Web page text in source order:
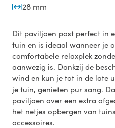
28 mm
Dit paviljoen past perfect in
tuin en is ideaal wanneer je
comfortabele relaxplek
aanwezig is. Dankzij de
wind en kun je tot in de late
je tuin, genieten pur sang.
paviljoen over een extra
het netjes opbergen van
accessoires.